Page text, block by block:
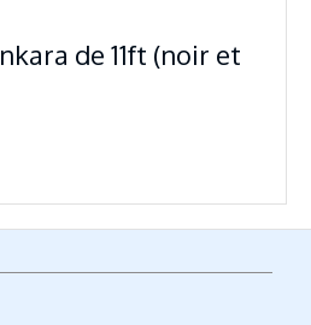
de 11ft (noir et